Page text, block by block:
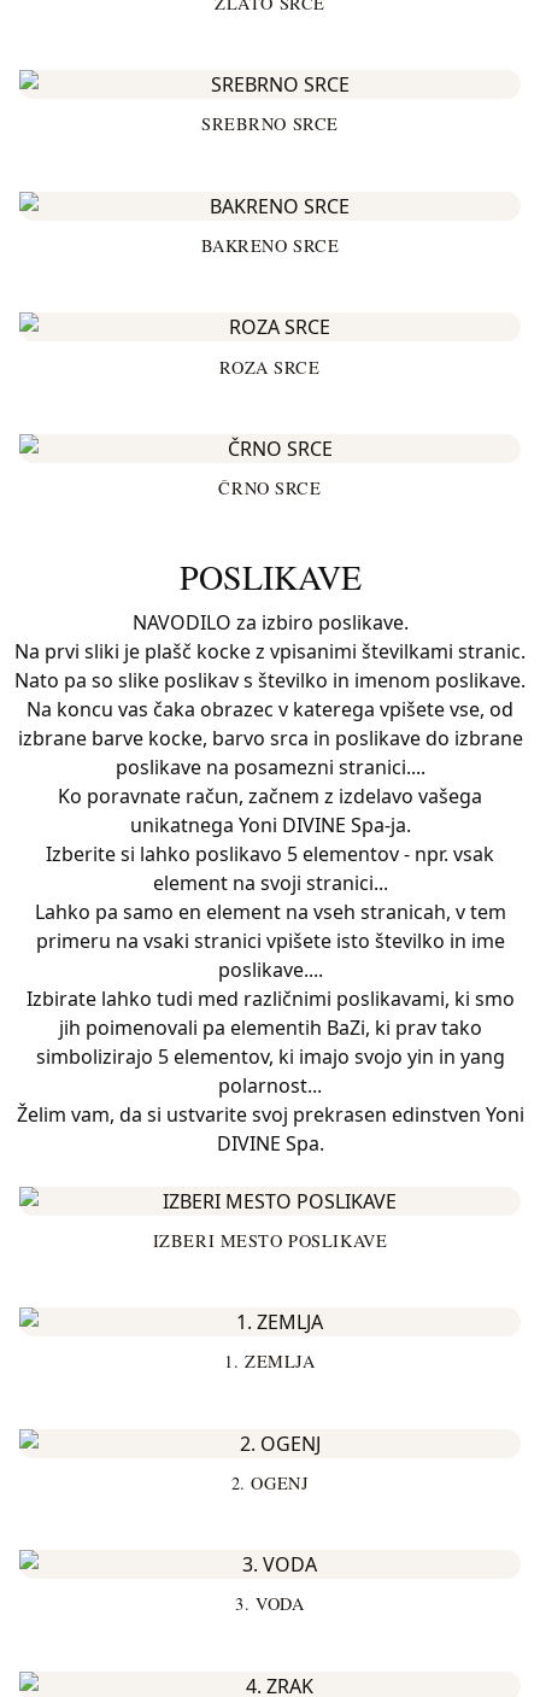
SREBRNO SRCE
BAKRENO SRCE
ROZA SRCE
ČRNO SRCE
POSLIKAVE
NAVODILO za izbiro poslikave.
Na prvi sliki je plašč kocke z vpisanimi številkami stranic.
Nato pa so slike poslikav s številko in imenom poslikave.
Na koncu vas čaka obrazec v katerega vpišete vse, od
izbrane barve kocke, barvo srca in poslikave do izbrane
poslikave na posamezni stranici....
Ko poravnate račun, začnem z izdelavo vašega
unikatnega Yoni DIVINE Spa-ja.
Izberite si lahko poslikavo 5 elementov - npr. vsak
element na svoji stranici...
Lahko pa samo en element na vseh stranicah, v tem
primeru na vsaki stranici vpišete isto številko in ime
poslikave....
Izbirate lahko tudi med različnimi poslikavami, ki smo
jih poimenovali pa elementih BaZi, ki prav tako
simbolizirajo 5 elementov, ki imajo svojo yin in yang
polarnost...
Želim vam, da si ustvarite svoj prekrasen edinstven Yoni
DIVINE Spa.
IZBERI MESTO POSLIKAVE
1. ZEMLJA
2. OGENJ
3. VODA